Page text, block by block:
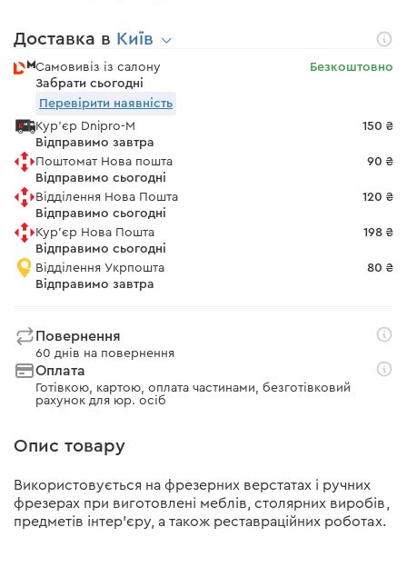
Доставка в Київ
Самовивіз із салону
Забрати сьогодні
Безкоштовно
Перевірити наявність
Кур'єр Dnipro-M
Відправимо завтра
150 ₴
Поштомат Нова пошта
Відправимо сьогодні
90 ₴
Відділення Нова Пошта
Відправимо сьогодні
120 ₴
Кур'єр Нова Пошта
Відправимо сьогодні
198 ₴
Відділення Укрпошта
Відправимо завтра
80 ₴
Повернення
60 днів на повернення
Оплата
Готівкою, картою, оплата частинами, безготівковий
рахунок для юр. осіб
Опис товару
Використовується на фрезерних верстатах і ручних
фрезерах при виготовлені меблів, столярних виробів,
предметів інтер’єру, а також реставраційних роботах.